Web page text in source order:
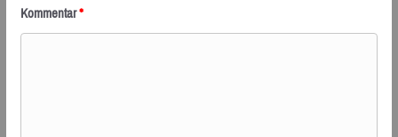
Kommentar*